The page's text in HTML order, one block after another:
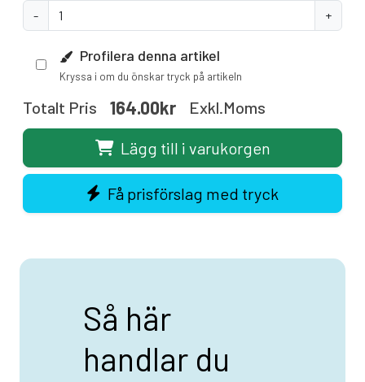
- +
Profilera denna artikel
Kryssa i om du önskar tryck på artikeln
Totalt Pris 164.00kr Exkl.moms
Lägg till i varukorgen
Få prisförslag med tryck
Så här
handlar du